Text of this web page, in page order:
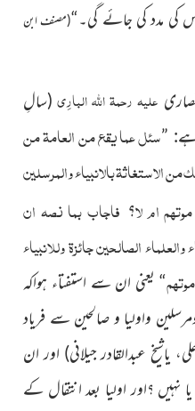
کی مدد کی جائے گی۔“(مصنف ابن
علیہ رحمۃ اللہ البارِی (سالِ
”سئل عما یقع من العامۃ من
الاستغاثۃ بالانبیاء والمرسلین
ام لا؟فاجاب بما نصہ ان
والعلماء الصالحین جائزۃ وللانبیاء
“ یعنی ان سے استفتاء ہواکہ
واولیا و صالحین سے فریاد
یاشیخ عبدالقادر جیلانی) اور ان
نہیں ؟اور اولیا بعد انتقال کے